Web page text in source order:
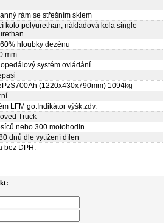
rám se střešním sklem
kolo polyurethan, nákladová kola single
hloubky dezénu
mm
systém ovládání
(1220x430x790mm) 1094kg
LFM go.Indikátor výšk.zdv.
Truck
nebo 300 motohodin
dnů dle vytížení dílen
bez DPH.